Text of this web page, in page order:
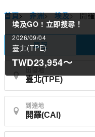
首頁> 非洲> 埃及> 開羅
單程
到達地
埃及GO ! 立即搜尋！
2026/09/04
臺北(TPE)
TWD23,954～